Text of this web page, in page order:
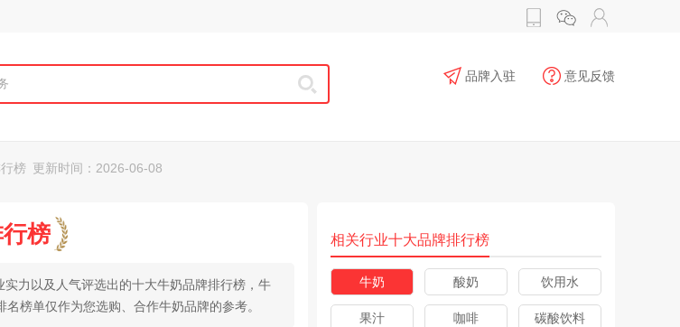
品牌入驻 意见反馈
榜 更新时间：2026-06-08
榜
力以及人气评选出的十大牛奶品牌排行榜，牛
榜单仅作为您选购、合作牛奶品牌的参考。
相关行业十大品牌排行榜
牛奶 酸奶 饮用水
果汁 咖啡 碳酸饮料